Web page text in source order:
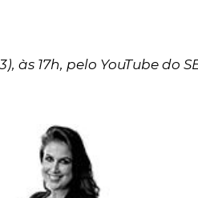
17h, pelo YouTube do